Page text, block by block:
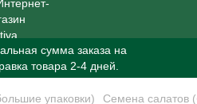
сумма заказа на
товара 2-4 дней.
упаковки) Семена салатов